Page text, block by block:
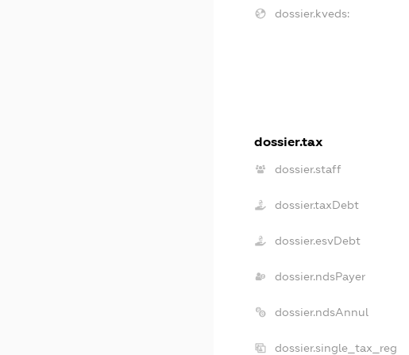
dossier.kveds:
dossier.tax
dossier.staff
dossier.taxDebt
dossier.esvDebt
dossier.ndsPayer
dossier.ndsAnnul
dossier.single_tax_reg